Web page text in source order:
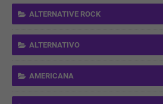
ALTERNATIVE ROCK
ALTERNATIVO
AMERICANA